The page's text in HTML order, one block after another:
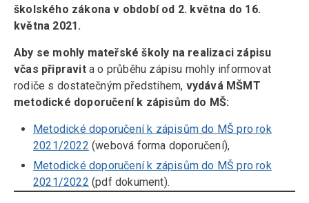
školského zákona v období od 2. května do 16.
května 2021.
Aby se mohly mateřské školy na realizaci zápisu
včas připravit a o průběhu zápisu mohly informovat
rodiče s dostatečným předstihem, vydává MŠMT
metodické doporučení k zápisům do MŠ:
Metodické doporučení k zápisům do MŠ pro rok
2021/2022 (webová forma doporučení),
Metodické doporučení k zápisům do MŠ pro rok
2021/2022 (pdf dokument).